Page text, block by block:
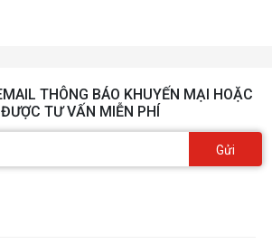
THÔNG BÁO KHUYẾN MẠI HOẶC
TƯ VẤN MIỄN PHÍ
Gửi